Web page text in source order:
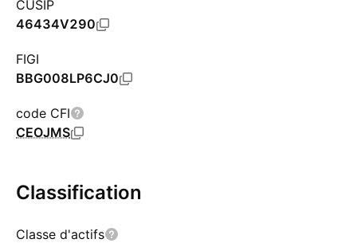
CUSIP
46434V290
FIGI
BBG008LP6CJ0
code CFI
CEOJMS
Classification
Classe d'actifs